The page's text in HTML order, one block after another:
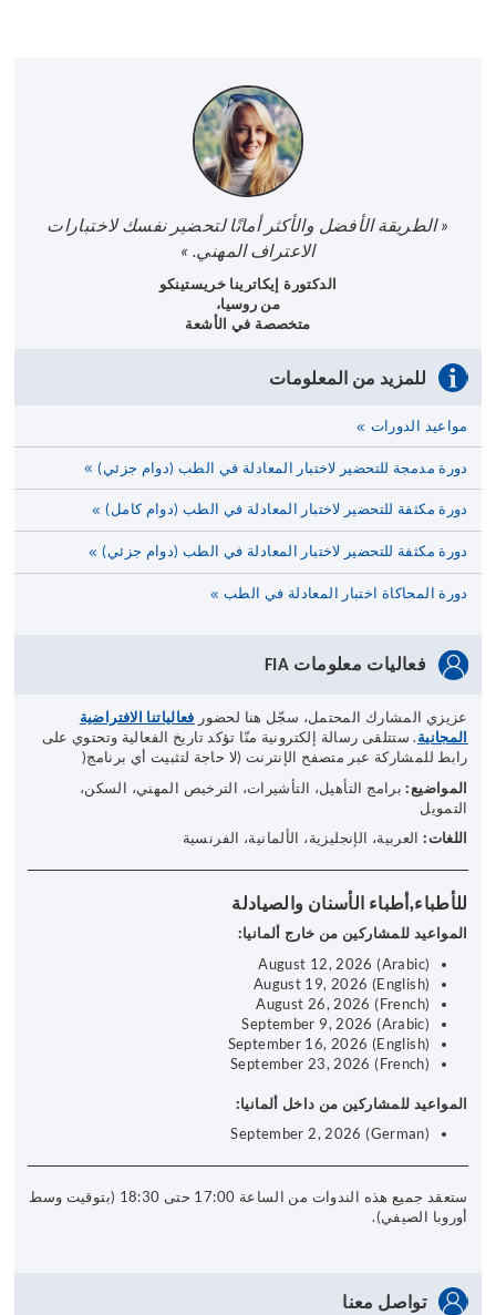
« الطريقة الأفضل والأكثر أمانًا لتحضير نفسك لاختبارات
الاعتراف المهني. »
الدكتورة إيكاترينا خريستينكو
من روسيا،
متخصصة في الأشعة
للمزيد من المعلومات
مواعيد الدورات
دورة مدمجة للتحضير لاختبار المعادلة في الطب (دوام جزئي)
دورة مكثفة للتحضير لاختبار المعادلة في الطب (دوام كامل)
دورة مكثفة للتحضير لاختبار المعادلة في الطب (دوام جزئي)
دورة المحاكاة اختبار المعادلة في الطب
فعاليات معلومات FIA
عزيزي المشارك المحتمل، سجّل هنا لحضور فعالياتنا الافتراضية
المجانية . ستتلقى رسالة إلكترونية منّا تؤكد تاريخ الفعالية وتحتوي على
رابط للمشاركة عبر متصفح الإنترنت (لا حاجة لتثبيت أي برنامج(
المواضيع : برامج التأهيل، التأشيرات، الترخيص المهني، السكن،
التمويل
اللغات: العربية، الإنجليزية، الألمانية، الفرنسية
للأطباء,أطباء الأسنان والصيادلة
المواعيد للمشاركين من خارج ألمانيا:
August 12, 2026 (Arabic)
August 19, 2026 (English)
August 26, 2026 (French)
September 9, 2026 (Arabic)
September 16, 2026 (English)
September 23, 2026 (French)
المواعيد للمشاركين من داخل ألمانيا:
September 2, 2026 (German)
ستعقد جميع هذه الندوات من الساعة 17:00 حتى 18:30 (بتوقيت وسط
أوروبا الصيفي).
تواصل معنا